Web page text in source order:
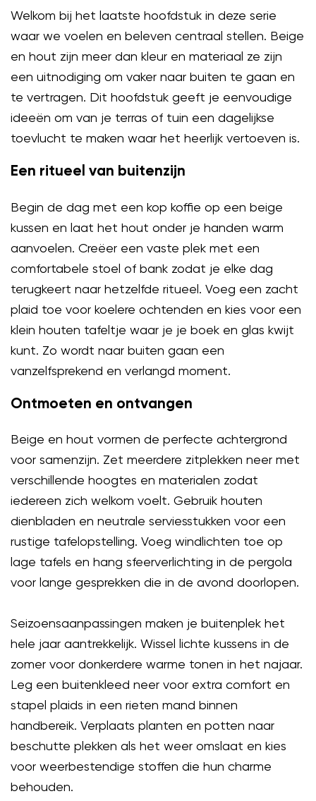
Welkom bij het laatste hoofdstuk in deze serie
waar we voelen en beleven centraal stellen. Beige
en hout zijn meer dan kleur en materiaal ze zijn
een uitnodiging om vaker naar buiten te gaan en
te vertragen. Dit hoofdstuk geeft je eenvoudige
ideeën om van je terras of tuin een dagelijkse
toevlucht te maken waar het heerlijk vertoeven is.
Een ritueel van buitenzijn
Begin de dag met een kop koffie op een beige
kussen en laat het hout onder je handen warm
aanvoelen. Creëer een vaste plek met een
comfortabele stoel of bank zodat je elke dag
terugkeert naar hetzelfde ritueel. Voeg een zacht
plaid toe voor koelere ochtenden en kies voor een
klein houten tafeltje waar je je boek en glas kwijt
kunt. Zo wordt naar buiten gaan een
vanzelfsprekend en verlangd moment.
Ontmoeten en ontvangen
Beige en hout vormen de perfecte achtergrond
voor samenzijn. Zet meerdere zitplekken neer met
verschillende hoogtes en materialen zodat
iedereen zich welkom voelt. Gebruik houten
dienbladen en neutrale serviesstukken voor een
rustige tafelopstelling. Voeg windlichten toe op
lage tafels en hang sfeerverlichting in de pergola
voor lange gesprekken die in de avond doorlopen.
Seizoensaanpassingen maken je buitenplek het
hele jaar aantrekkelijk. Wissel lichte kussens in de
zomer voor donkerdere warme tonen in het najaar.
Leg een buitenkleed neer voor extra comfort en
stapel plaids in een rieten mand binnen
handbereik. Verplaats planten en potten naar
beschutte plekken als het weer omslaat en kies
voor weerbestendige stoffen die hun charme
behouden.